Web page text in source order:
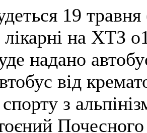
19
на ХТЗ
надано
від
з